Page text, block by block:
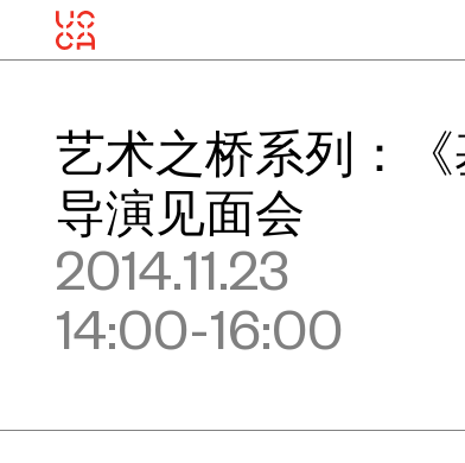
艺术之桥系列：
导演见面会
2014.11.23
14:00-16:00